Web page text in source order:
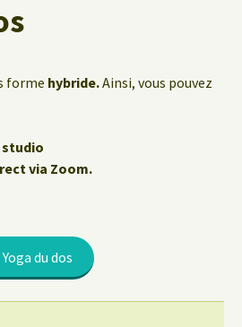
forme hybride.Ainsi, vous pouvez
studio
via Zoom.
du dos